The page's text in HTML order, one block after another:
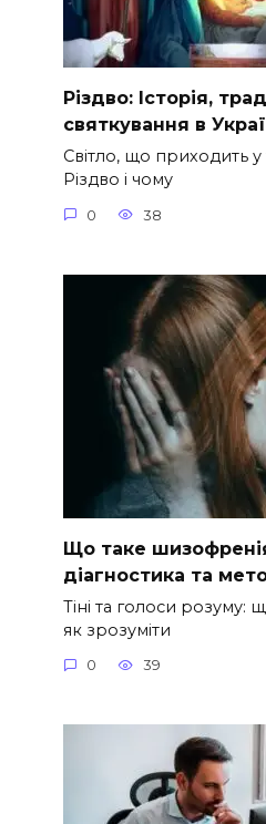
Різдво: Історія,
святкування в
Світло, що приходить
Різдво і чому
0 38
Що таке
діагностика та
Тіні та голоси розуму:
як зрозуміти
0 39